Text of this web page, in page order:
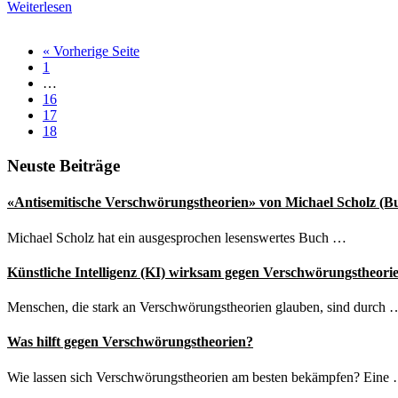
Trump
Corona-
Infektion:
Verschwörungstheorien
scheitern
Weiterlesen
« Vorherige Seiteaufrufen
Seite
1
Zwischenseiten
…
Seite
16
Seite
17
Seite
18
Seitenspalte
Neuste Beiträge
«Antisemitische Verschwörungstheorien» von Michael Scholz
Michael Scholz hat ein ausgesprochen lesenswertes Buch …
Künstliche Intelligenz (KI) wirksam gegen
Menschen, die stark an Verschwörungstheorien glauben, sind durch
Was hilft gegen Verschwörungstheorien?
Wie lassen sich Verschwörungstheorien am besten bekämpfen? Eine